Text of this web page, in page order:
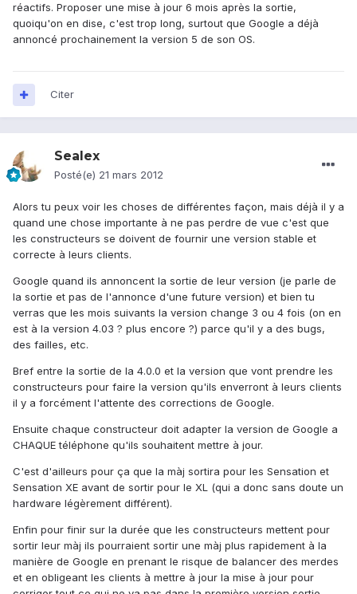
réactifs. Proposer une mise à jour 6 mois après la sortie,
quoiqu'on en dise, c'est trop long, surtout que Google a déjà
annoncé prochainement la version 5 de son OS.
Citer
Sealex
Posté(e) 21 mars 2012
Alors tu peux voir les choses de différentes façon, mais déjà il y a
quand une chose importante à ne pas perdre de vue c'est que
les constructeurs se doivent de fournir une version stable et
correcte à leurs clients.
Google quand ils annoncent la sortie de leur version (je parle de
la sortie et pas de l'annonce d'une future version) et bien tu
verras que les mois suivants la version change 3 ou 4 fois (on en
est à la version 4.03 ? plus encore ?) parce qu'il y a des bugs,
des failles, etc.
Bref entre la sortie de la 4.0.0 et la version que vont prendre les
constructeurs pour faire la version qu'ils enverront à leurs clients
il y a forcément l'attente des corrections de Google.
Ensuite chaque constructeur doit adapter la version de Google a
CHAQUE téléphone qu'ils souhaitent mettre à jour.
C'est d'ailleurs pour ça que la màj sortira pour les Sensation et
Sensation XE avant de sortir pour le XL (qui a donc sans doute un
hardware légèrement différent).
Enfin pour finir sur la durée que les constructeurs mettent pour
sortir leur màj ils pourraient sortir une màj plus rapidement à la
manière de Google en prenant le risque de balancer des merdes
et en obligeant les clients à mettre à jour la mise à jour pour